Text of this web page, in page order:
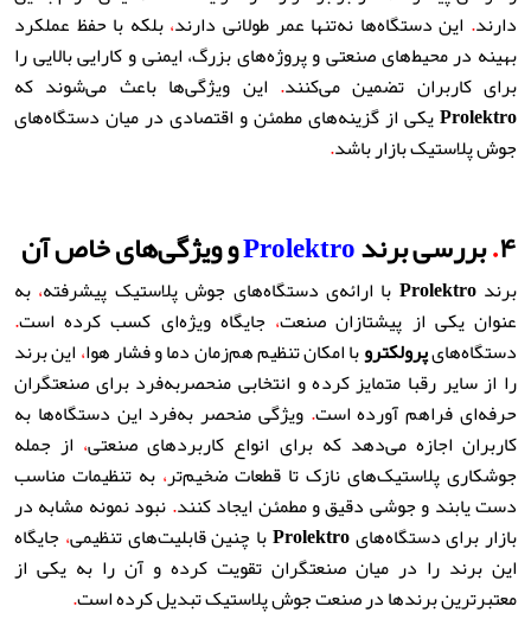
دارند. این دستگاه‌ها نه‌تنها عمر طولانی دارند،بلکه با حفظ عملکرد
بهینه در محیط‌های صنعتی و پروژه‌های بزرگ، ایمنی و کارایی بالایی را
برای کاربران تضمین می‌کنند. این ویژگی‌ها باعث می‌شوند که
Prolektroیکی از گزینه‌های مطمئن و اقتصادی در میان دستگاه‌های
جوش پلاستیک بازار باشد.
۴.بررسی برندProlektroو ویژگی‌های خاص آن
برندProlektro با ارائه‌ی دستگاه‌های جوش پلاستیک پیشرفته، به
عنوان یکی از پیشتازان صنعت، جایگاه ویژه‌ای کسب کرده است.
دستگاه‌هایپرولکتروبا امکان تنظیم هم‌زمان دما و فشار هوا،این برند
را از سایر رقبا متمایز کرده و انتخابی منحصربه‌فرد برای صنعتگران
حرفه‌ای فراهم آورده است. ویژگی منحصر به‌فرد این دستگاه‌ها به
کاربران اجازه می‌دهد که برای انواع کاربردهای صنعتی، از جمله
جوشکاری پلاستیک‌های نازک تا قطعات ضخیم‌تر، به تنظیمات مناسب
دست یابند و جوشی دقیق و مطمئن ایجاد کنند.نبود نمونه مشابه در
بازار برای دستگاه‌هایProlektroبا چنین قابلیت‌های تنظیمی،جایگاه
این برند را در میان صنعتگران تقویت کرده و آن را به یکی از
معتبرترین برندها در صنعت جوش پلاستیک تبدیل کرده است.